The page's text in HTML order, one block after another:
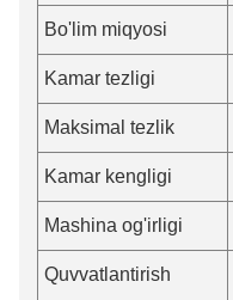
Bo'lim miqyosi
Kamar tezligi
Maksimal tezlik
Kamar kengligi
Mashina og'irligi
Quvvatlantirish